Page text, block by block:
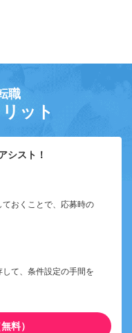
職
ット
シスト！
おくことで、応募時の
て、条件設定の手間を
料）